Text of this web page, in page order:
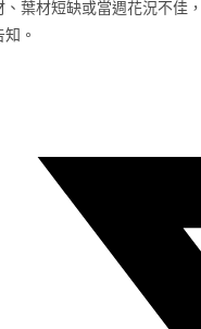
、葉材短缺或當週花況不佳
知。